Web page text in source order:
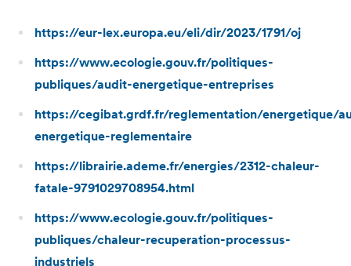
https://eur-lex.europa.eu/eli/dir/2023/1791/oj
https://www.ecologie.gouv.fr/politiques-
publiques/audit-energetique-entreprises
https://cegibat.grdf.fr/reglementation/energetique/
energetique-reglementaire
https://librairie.ademe.fr/energies/2312-chaleur-
fatale-9791029708954.html
https://www.ecologie.gouv.fr/politiques-
publiques/chaleur-recuperation-processus-
industriels